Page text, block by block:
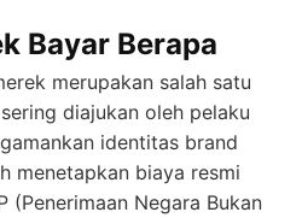
Bayar Berapa
merupakan salah satu
diajukan oleh pelaku
identitas brand
menetapkan biaya resmi
(Penerimaan Negara Bukan